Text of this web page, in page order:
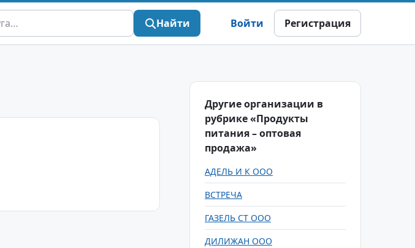
Найти Войти Регистрация
Другие организации в
рубрике «Продукты
питания – оптовая
продажа»
АДЕЛЬ И К ООО
ВСТРЕЧА
ГАЗЕЛЬ СТ ООО
ДИЛИЖАН ООО